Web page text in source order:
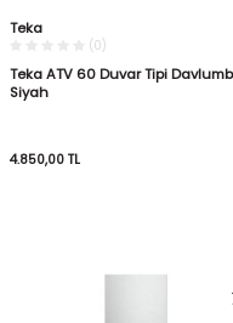
Teka
(0)
Teka ATV 60 Duvar Tipi
Siyah
4.850,00 TL